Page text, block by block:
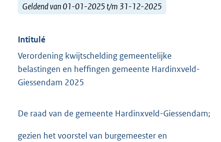
Geldend van 01-01-2025 t/m 31-12-2025
Intitulé
Verordening kwijtschelding gemeentelijke
belastingen en heffingen gemeente Hardinxveld-
Giessendam 2025
De raad van de gemeente Hardinxveld-Giessendam;
gezien het voorstel van burgemeester en